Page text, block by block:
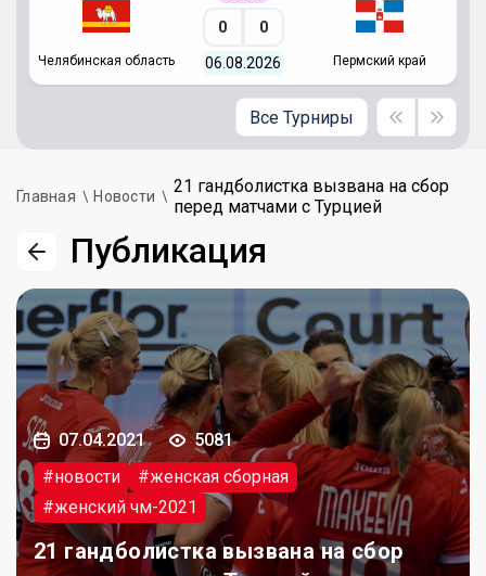
Челябинская область
0 0
06.08.2026 Пермский край
Все Турниры
Главная Новости
21 гандболистка вызвана на сбор
перед матчами с Турцией
Публикация
07.04.2021
5081
#новости
#женская сборная
#женский чм-2021
21 гандболистка вызвана на сбор